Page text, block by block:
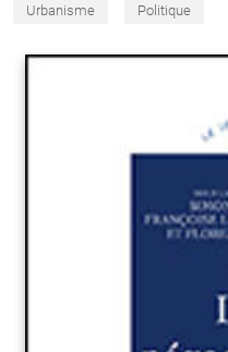
Urbanisme Politique